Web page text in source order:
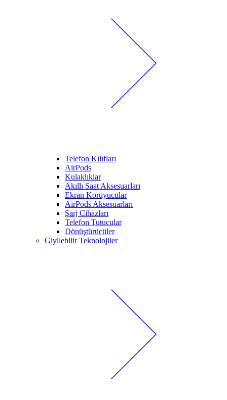
Telefon Kılıfları
AirPods
Kulaklıklar
Akıllı Saat Aksesuarları
Ekran Koruyucular
AirPods Aksesuarları
Şarj Cihazları
Telefon Tutucular
Dönüştürücüler
Giyilebilir Teknolojiler